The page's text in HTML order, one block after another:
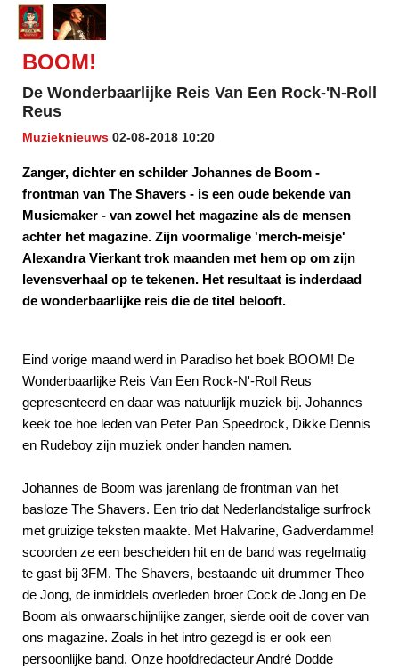
BOOM!
De Wonderbaarlijke Reis Van Een Rock-'N-Roll
Reus
Muzieknieuws 02-08-2018 10:20
Zanger, dichter en schilder Johannes de Boom -
frontman van The Shavers - is een oude bekende van
Musicmaker - van zowel het magazine als de mensen
achter het magazine. Zijn voormalige 'merch-meisje'
Alexandra Vierkant trok maanden met hem op om zijn
levensverhaal op te tekenen. Het resultaat is inderdaad
de wonderbaarlijke reis die de titel belooft.
Eind vorige maand werd in Paradiso het boek BOOM! De
Wonderbaarlijke Reis Van Een Rock-N'-Roll Reus
gepresenteerd en daar was natuurlijk muziek bij. Johannes
keek toe hoe leden van Peter Pan Speedrock, Dikke Dennis
en Rudeboy zijn muziek onder handen namen.
Johannes de Boom was jarenlang de frontman van het
basloze The Shavers. Een trio dat Nederlandstalige surfrock
met gruizige teksten maakte. Met Halvarine, Gadverdamme!
scoorden ze een bescheiden hit en de band was regelmatig
te gast bij 3FM. The Shavers, bestaande uit drummer Theo
de Jong, de inmiddels overleden broer Cock de Jong en De
Boom als onwaarschijnlijke zanger, sierde ooit de cover van
ons magazine. Zoals in het intro gezegd is er ook een
persoonlijke band. Onze hoofdredacteur André Dodde